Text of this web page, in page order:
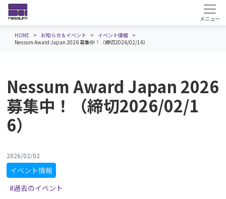
HOME お知らせ＆イベント
イベント情報
Nessum Award Japan 2026 募集中！（締切2026/02/16）
Nessum Award Japan 2026
募集中！（締切2026/02/1
6）
2026/02/02
イベント情報
#過去のイベント